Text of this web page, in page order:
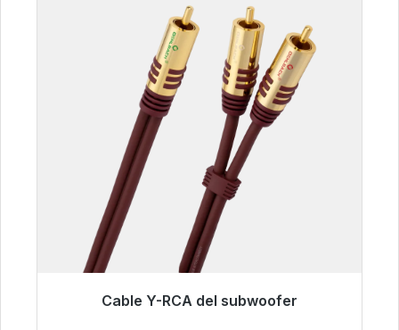
Cable Y-RCA del subwoofer
Listo para envío inmediato, plazo de entrega